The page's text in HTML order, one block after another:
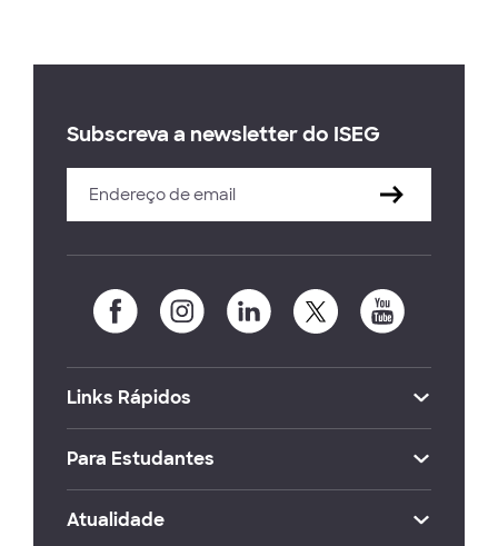
Subscreva a newsletter do ISEG
Links Rápidos
Para Estudantes
Atualidade